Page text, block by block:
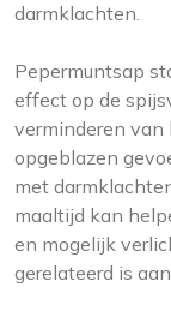
darmklachten.
Pepermuntsap
effect op de
verminderen van
opgeblazen
met
maaltijd kan
en mogelijk
gerelateerd is